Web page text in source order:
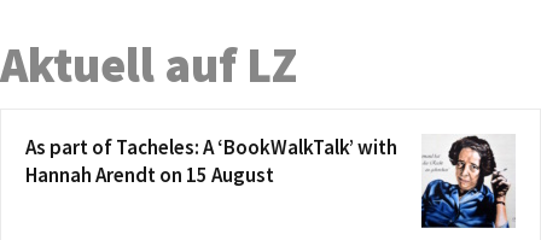
Aktuell auf LZ
As part of Tacheles: A ‘BookWalkTalk’ with
Hannah Arendt on 15 August